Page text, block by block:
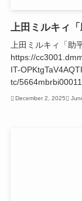
上田ミルキィ
上田ミルキィ「助
https://
IT-
tc/
December 2, 2025